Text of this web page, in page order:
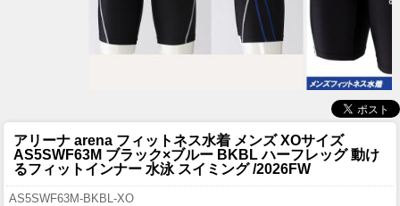
アリーナ arena フィットネス水着 メンズ XOサイズ
AS5SWF63M ブラック×ブルー BKBL ハーフレッグ 動け
るフィットインナー 水泳 スイミング /2026FW
AS5SWF63M-BKBL-XO